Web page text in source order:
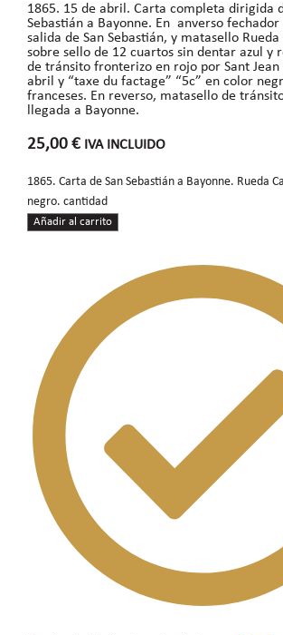
1865. 15 de abril. Carta completa dirigida
Sebastián a Bayonne. En anverso
salida de San Sebastián, y matasello
sobre sello de 12 cuartos sin dentar azul y
de tránsito fronterizo en rojo por Sant Jean
abril y “taxe du factage” “5c” en color
franceses. En reverso, matasello de
llegada a Bayonne.
25,00 € IVA INCLUIDO
1865. Carta de San Sebastián a Bayonne. Rueda
negro. cantidad
Añadir al carrito